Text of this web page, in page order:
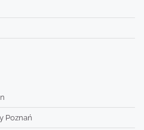
Poznań